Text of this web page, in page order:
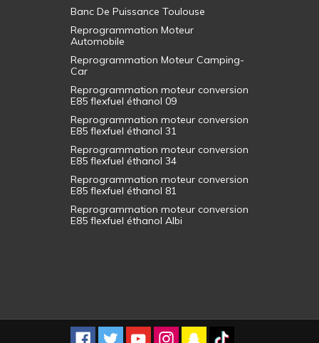
Banc De Puissance Toulouse
Reprogrammation Moteur
Automobile
Reprogrammation Moteur Camping-
Car
Reprogrammation moteur conversion
E85 flexfuel éthanol 09
Reprogrammation moteur conversion
E85 flexfuel éthanol 31
Reprogrammation moteur conversion
E85 flexfuel éthanol 34
Reprogrammation moteur conversion
E85 flexfuel éthanol 81
Reprogrammation moteur conversion
E85 flexfuel éthanol Albi